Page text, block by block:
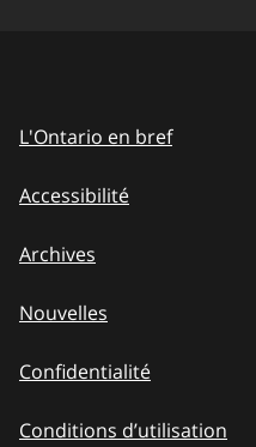
L'Ontario en bref
Accessibilité
Archives
Nouvelles
Confidentialité
Conditions d’utilisation